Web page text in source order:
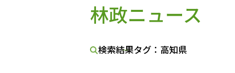
林政ニュース
検索結果タグ：高知県